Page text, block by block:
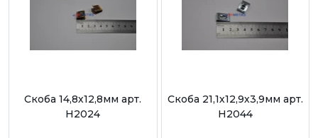
Скоба 14,8х12,8мм арт.
Н2024
Скоба 21,1х12,9х3,9мм арт.
Н2044